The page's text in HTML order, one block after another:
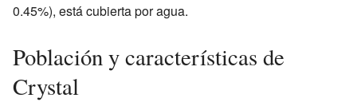
0.45%), está cubierta por agua.
Población y características de
Crystal